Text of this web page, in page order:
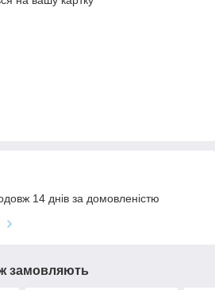
14 днів за домовленістю
замовляють